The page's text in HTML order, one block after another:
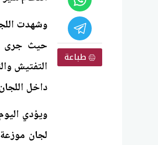
طباعة
وشهدت
حيث جرى
التفتيش
داخل
لجان